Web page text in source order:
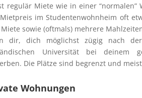
regulär Miete wie in einer “normalen”
im Studentenwohnheim oft
sowie (oftmals) mehrere
dir, dich möglichst zügig nach der
Universität bei deinem
Die Plätze sind begrenzt und
Wohnungen